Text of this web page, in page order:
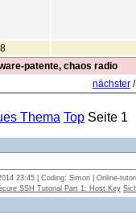
patente, chaos radio
nächster
Thema TopSeite 1
23:45 | Coding: Simon | Online-
SSH Tutorial Part 1: Host Key